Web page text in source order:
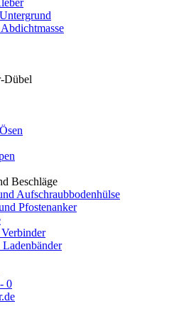
Dübel
Beschläge
Aufschraubbodenhülse
Pfostenanker
0